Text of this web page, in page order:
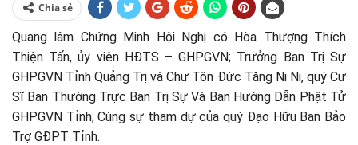
Chia sẻ
Quang lâm Chứng Minh Hội Nghị có Hòa Thượng Thích
Thiện Tấn, ủy viên HĐTS – GHPGVN; Trưởng Ban Trị Sự
GHPGVN Tỉnh Quảng Trị và Chư Tôn Đức Tăng Ni Ni, quý Cư
Sĩ Ban Thường Trực Ban Trị Sự Và Ban Hướng Dẫn Phật Tử
GHPGVN Tỉnh; Cùng sự tham dự của quý Đạo Hữu Ban Bảo
Trợ GĐPT Tỉnh.